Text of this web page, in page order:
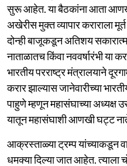
सुरू आहेत. या बैठकांना आता
अखेरीस मुक्त व्यापार कराराला
दोन्ही बाजूकडून अतिशय
नाताळातच किंवा नववर्षारंभी या
भारतीय परराष्ट्र मंत्रालयाने
करार झाल्यास जानेवारीच्या
पाहुणे म्हणून महासंघाच्या अध्यक्ष
यातून महासंघाशी आणखी घट्ट
आक्रस्ताळ्या ट्रम्प यांच्याकडून
धमक्या दिल्या जात आहेत. त्याला